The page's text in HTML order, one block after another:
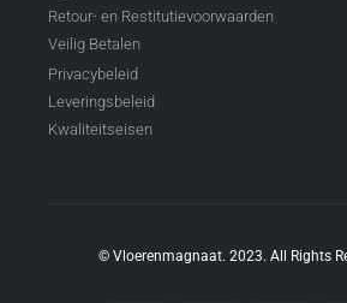
Retour- en Restitutievoorwaarden
Veilig Betalen
Privacybeleid
Leveringsbeleid
Kwaliteitseisen
© Vloerenmagnaat. 2023. All Rights